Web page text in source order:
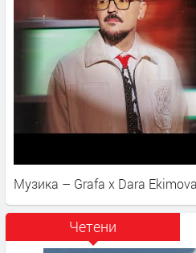
Музика – Grafa x Dara
Четени